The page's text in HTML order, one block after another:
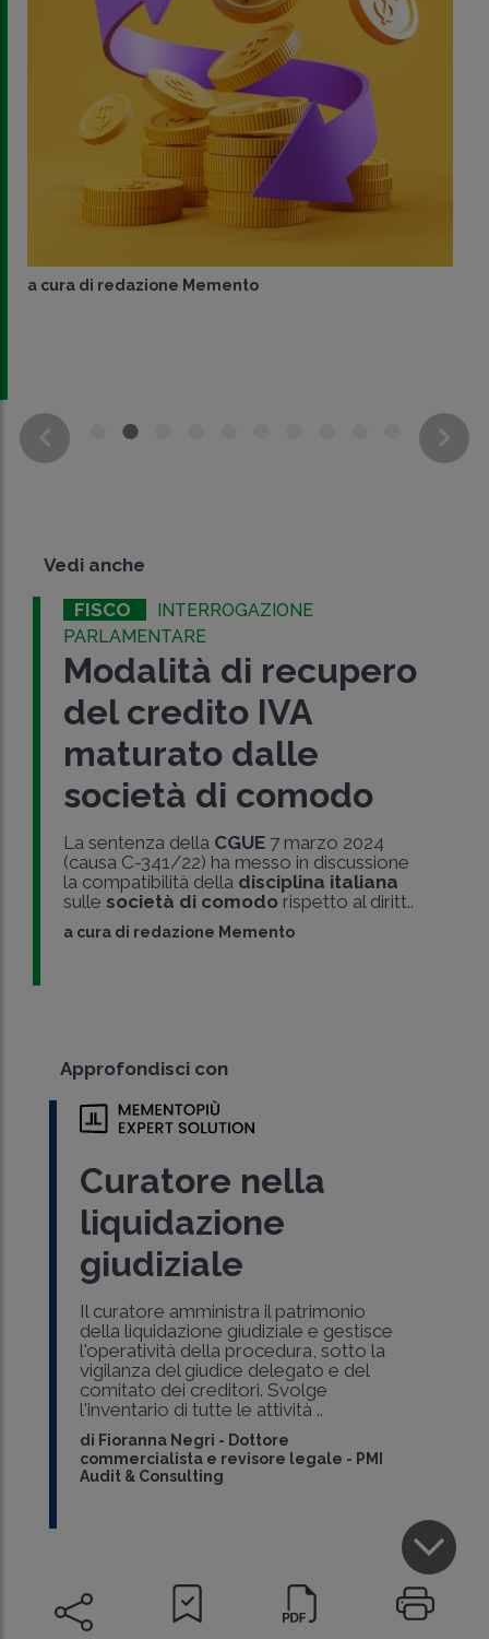
a cura di redazione Memento
Vedi anche
FISCO
INTERROGAZIONE
PARLAMENTARE
Modalità di recupero
del credito IVA
maturato dalle
società di comodo
La sentenza della CGUE 7 marzo 2024
(causa C-341/22) ha messo in discussione
la compatibilità della disciplina italiana
sulle società di comodo rispetto al diritt..
a cura di redazione Memento
Approfondisci con
Curatore nella
liquidazione
giudiziale
Il curatore amministra il patrimonio
della liquidazione giudiziale e gestisce
l'operatività della procedura, sotto la
vigilanza del giudice delegato e del
comitato dei creditori. Svolge
l'inventario di tutte le attività ..
di Fioranna Negri - Dottore
commercialista e revisore legale - PMI
Audit & Consulting